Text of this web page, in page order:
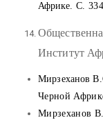
Африке. С.
Институт
Мирзеханов
Черной
Мирзеханов